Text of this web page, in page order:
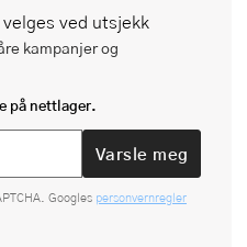
ved utsjekk
kampanjer og
på nettlager.
Varsle meg
Googles personvernregler